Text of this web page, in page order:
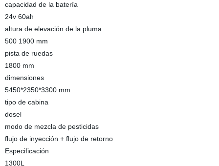
capacidad de la batería
24v 60ah
altura de elevación de la pluma
500 1900 mm
pista de ruedas
1800 mm
dimensiones
5450*2350*3300 mm
tipo de cabina
dosel
modo de mezcla de pesticidas
flujo de inyección + flujo de retorno
Especificación
1300L